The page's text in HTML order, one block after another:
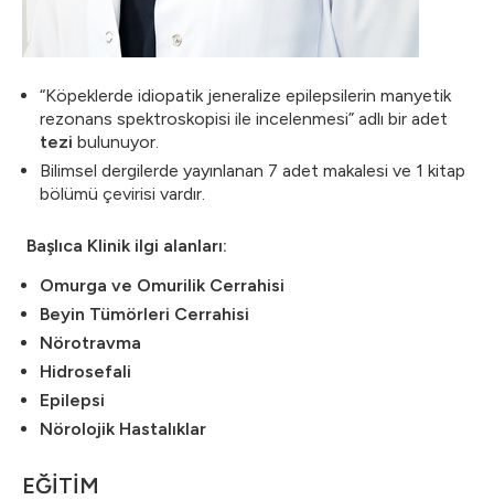
“Köpeklerde idiopatik jeneralize epilepsilerin manyetik
rezonans spektroskopisi ile incelenmesi” adlı bir adet
tezi bulunuyor.
Bilimsel dergilerde yayınlanan 7 adet makalesi ve 1 kitap
bölümü çevirisi vardır.
Başlıca Klinik ilgi alanları:
Omurga ve Omurilik Cerrahisi
Beyin Tümörleri Cerrahisi
Nörotravma
Hidrosefali
Epilepsi
Nörolojik Hastalıklar
EĞİTİM